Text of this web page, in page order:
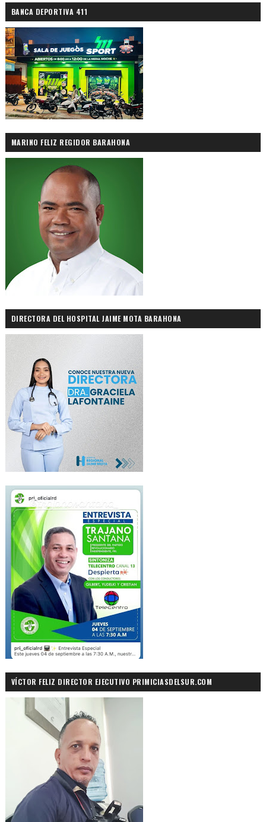
BANCA DEPORTIVA 411
MARINO FELIZ REGIDOR BARAHONA
DIRECTORA DEL HOSPITAL JAIME MOTA BARAHONA
VÍCTOR FELIZ DIRECTOR EJECUTIVO PRIMICIASDELSUR.COM